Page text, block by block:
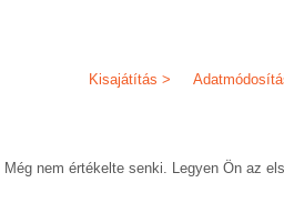
Kisajátítás >
Még nem értékelte senki. Legyen Ön az